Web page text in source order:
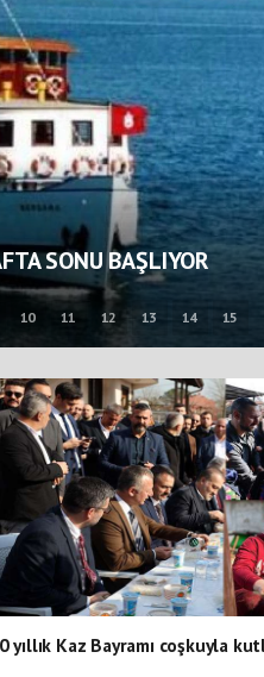
10 11 12 13 14 15
yıllık Kaz Bayramı coşkuyla